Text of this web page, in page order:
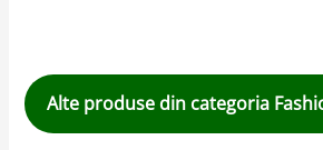
Alte produse din categoria